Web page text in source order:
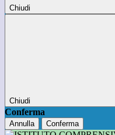
Chiudi
Chiudi
Conferma
Annulla Conferma